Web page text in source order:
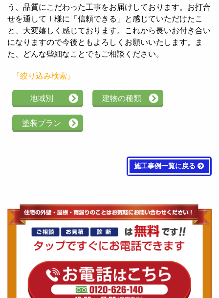
う、品質にこだわった工事をお届けしております。お打合
せを通してＩ様に「信頼できる」と感じていただけたこ
と、大変嬉しく感じております。これから長いお付き合い
になりますので今後ともよろしくお願いいたします。ま
た、どんな些細なことでもご相談ください。
『絞り込み検索』
地域別 建物の種類
塗装プラン
施工事例一覧に戻る